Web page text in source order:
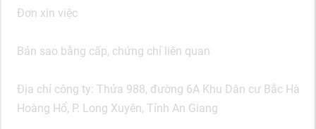
Đơn xin việc
Bản sao bằng cấp, chứng chỉ liên quan
Địa chỉ công ty: Thửa 988, đường 6A Khu Dân cư Bắc Hà
Hoàng Hổ, P. Long Xuyên, Tỉnh An Giang